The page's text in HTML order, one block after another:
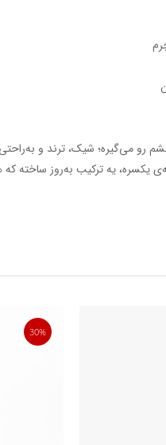
رو می‌گیره؛ شیک، ترند و
یکسره، یه ترکیب به‌روز
30%